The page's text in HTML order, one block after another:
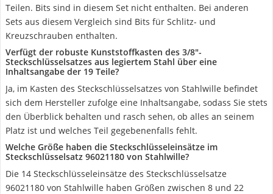
Teilen. Bits sind in diesem Set nicht enthalten. Bei anderen
Sets aus diesem Vergleich sind Bits für Schlitz- und
Kreuzschrauben enthalten.
Verfügt der robuste Kunststoffkasten des 3/8"-
Steckschlüsselsatzes aus legiertem Stahl über eine
Inhaltsangabe der 19 Teile?
Ja, im Kasten des Steckschlüsselsatzes von Stahlwille befindet
sich dem Hersteller zufolge eine Inhaltsangabe, sodass Sie stets
den Überblick behalten und rasch sehen, ob alles an seinem
Platz ist und welches Teil gegebenenfalls fehlt.
Welche Größe haben die Steckschlüsseleinsätze im
Steckschlüsselsatz 96021180 von Stahlwille?
Die 14 Steckschlüsseleinsätze des Steckschlüsselsatze
96021180 von Stahlwille haben Größen zwischen 8 und 22